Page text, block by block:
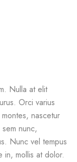
Nulla at elit
Orci varius
nascetur
nunc,
Nunc vel tempus
in, mollis at dolor.